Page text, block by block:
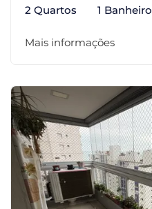
2 Quartos 1 Banheiro
Mais informações